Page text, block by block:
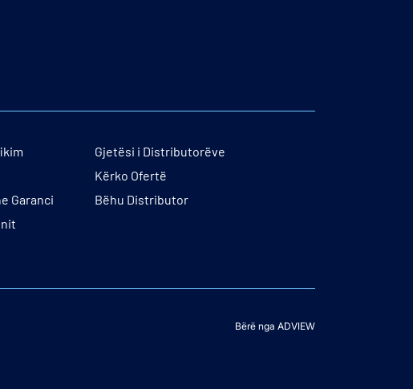
Garanci
Gjetësi i Distributorëve
Kërko Ofertë
Bëhu Distributor
Bërë nga ADVIEW